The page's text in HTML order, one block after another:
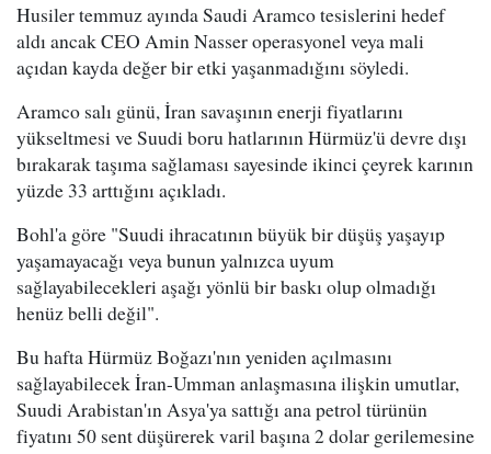
Husiler temmuz ayında Saudi Aramco tesislerini hedef
aldı ancak CEO Amin Nasser operasyonel veya mali
açıdan kayda değer bir etki yaşanmadığını söyledi.
Aramco salı günü, İran savaşının enerji fiyatlarını
yükseltmesi ve Suudi boru hatlarının Hürmüz'ü devre dışı
bırakarak taşıma sağlaması sayesinde ikinci çeyrek karının
yüzde 33 arttığını açıkladı.
Bohl'a göre "Suudi ihracatının büyük bir düşüş yaşayıp
yaşamayacağı veya bunun yalnızca uyum
sağlayabilecekleri aşağı yönlü bir baskı olup olmadığı
henüz belli değil".
Bu hafta Hürmüz Boğazı'nın yeniden açılmasını
sağlayabilecek İran-Umman anlaşmasına ilişkin umutlar,
Suudi Arabistan'ın Asya'ya sattığı ana petrol türünün
fiyatını 50 sent düşürerek varil başına 2 dolar gerilemesine